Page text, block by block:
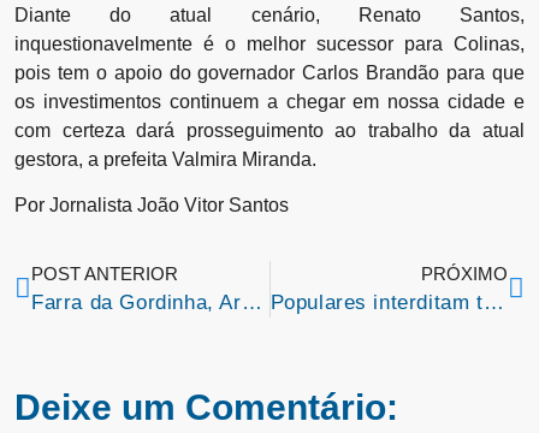
Diante do atual cenário, Renato Santos,
inquestionavelmente é o melhor sucessor para Colinas,
pois tem o apoio do governador Carlos Brandão para que
os investimentos continuem a chegar em nossa cidade e
com certeza dará prosseguimento ao trabalho da atual
gestora, a prefeita Valmira Miranda.
Por Jornalista João Vitor Santos
POST ANTERIOR
Farra da Gordinha, Arreio de Ouro e vários outros artistas se apresentarão no Réveillon de Colinas
PRÓXIMO
Populares interditam trecho da BR-135/MA após acidente com morte nesta madrugada
Deixe um Comentário: